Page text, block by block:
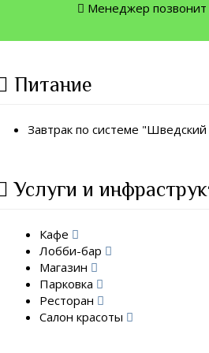
Менеджер позвонит
Питание
Завтрак по системе "Шведский
Услуги и
Кафе
Лобби-бар
Магазин
Парковка
Ресторан
Салон красоты